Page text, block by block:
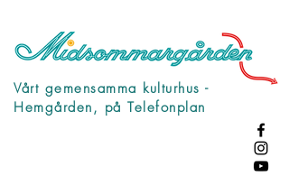
Vårt gemensamma kulturhus -
Hemgården, på Telefonplan